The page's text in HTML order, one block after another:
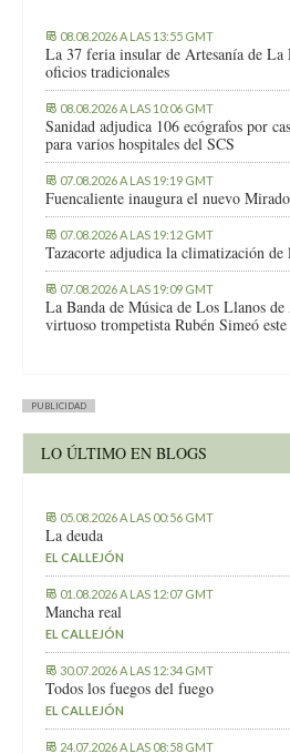
08.08.2026 A LAS 13:55 GMT
La 37 feria insular de Artesanía de La
oficios tradicionales
08.08.2026 A LAS 10:06 GMT
Sanidad adjudica 106 ecógrafos por
para varios hospitales del SCS
07.08.2026 A LAS 19:19 GMT
Fuencaliente inaugura el nuevo
07.08.2026 A LAS 19:12 GMT
Tazacorte adjudica la climatización
07.08.2026 A LAS 19:09 GMT
La Banda de Música de Los Llanos
virtuoso trompetista Rubén Simeó
PUBLICIDAD
LO ÚLTIMO EN BLOGS
05.08.2026 A LAS 00:56 GMT
La deuda
EL CALLEJÓN
01.08.2026 A LAS 12:07 GMT
Mancha real
EL CALLEJÓN
30.07.2026 A LAS 12:34 GMT
Todos los fuegos del fuego
EL CALLEJÓN
24.07.2026 A LAS 08:58 GMT